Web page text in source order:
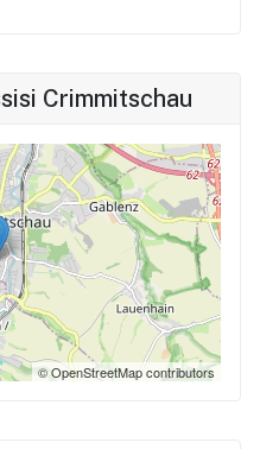
Crimmitschau
© OpenStreetMap contributors